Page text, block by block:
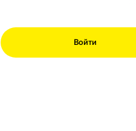
Войти